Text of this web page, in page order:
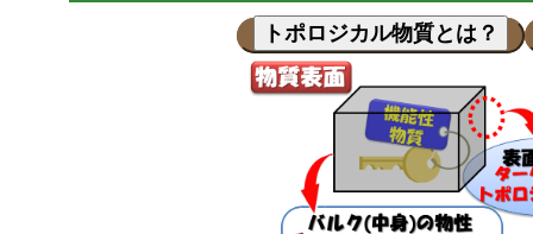
トポロジカル物質とは？